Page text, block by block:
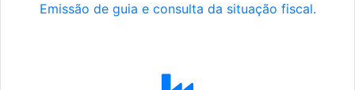
Emissão de guia e consulta da situação fiscal.